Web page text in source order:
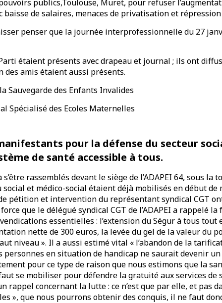
publics,Toulouse, Muret, pour refuser
baisse de salaires, menaces de privatisation et
penser que la journée interprofessionnelle du 27
étaient présents avec drapeau et journal ; ils ont
des amis étaient aussi présents.
Sauvegarde des Enfants Invalides
Spécialisé des Ecoles Maternelles
pour la défense du secteur
de santé accessible à tous.
rassemblés devant le siège de l’ADAPEI 64, sous la
social et médico-social étaient déjà mobilisés en début de
pétition et intervention du représentant syndical CGT
que le délégué syndical CGT de l’ADAPEI a rappelé
essentielles : l’extension du Ségur à tous tout
nette de 300 euros, la levée du gel de la valeur du
niveau ». Il a aussi estimé vital « l’abandon de la
personnes en situation de handicap ne saurait devenir
pour ce type de raison que nous estimons que la
se mobiliser pour défendre la gratuité aux services de
rappel concernant la lutte : ce n’est que par elle, et pas
», que nous pourrons obtenir des conquis, il ne faut